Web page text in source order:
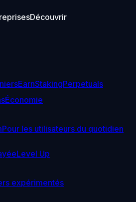
Découvrir
EarnStakingPerpetuals
Économie
Pour les utilisateurs du quotidien
Level Up
expérimentés